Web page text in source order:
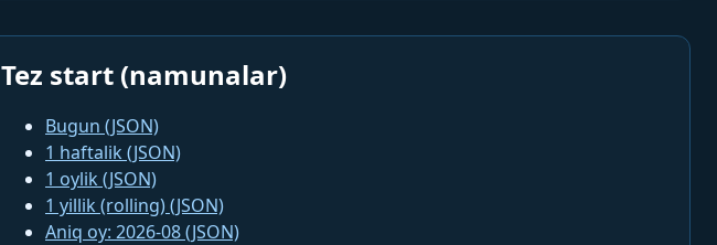
Tez start (namunalar)
Bugun (JSON)
1 haftalik (JSON)
1 oylik (JSON)
1 yillik (rolling) (JSON)
Aniq oy: 2026-08 (JSON)